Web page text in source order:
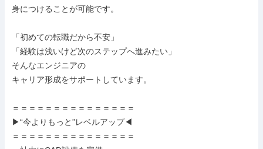
身につけることが可能です。
「初めての転職だから不安」
「経験は浅いけど次のステップへ進みたい」
そんなエンジニアの
キャリア形成をサポートしています。
＝＝＝＝＝＝＝＝＝＝＝＝＝＝＝
▶“今よりもっと”レベルアップ◀
＝＝＝＝＝＝＝＝＝＝＝＝＝＝＝